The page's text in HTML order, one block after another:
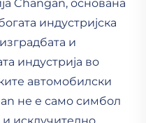
Changan, основана
индустријска
и
индустрија во
автомобилски
не е само симбол
исклучително